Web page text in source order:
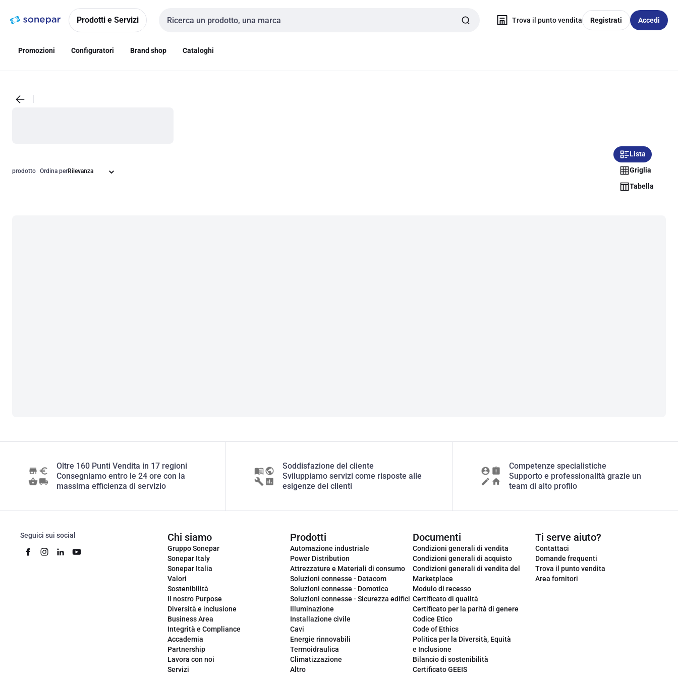
navigazionealla
Prodotti e Servizi
Cerca input
Trova il punto vendita Registrati Accedi
Promozioni Configuratori Brand shop Cataloghi
prodotto Ordina per
Lista
Griglia
Tabella
Oltre 160 Punti Vendita in 17 regioni
Consegniamo entro le 24 ore con la
massima efficienza di servizio
Soddisfazione del cliente
Sviluppiamo servizi come risposte alle
esigenze dei clienti
Competenze specialistiche
Supporto e professionalità grazie un
team di alto profilo
Seguici sui social Chi siamo
Gruppo Sonepar
Sonepar Italy
Sonepar Italia
Valori
Sostenibilità
Il nostro Purpose
Diversità e inclusione
Business Area
Integrità e Compliance
Accademia
Partnership
Lavora con noi
Servizi
Prodotti
Automazione industriale
Power Distribution
Attrezzature e Materiali di consumo
Soluzioni connesse - Datacom
Soluzioni connesse - Domotica
Soluzioni connesse - Sicurezza edifici
Illuminazione
Installazione civile
Cavi
Energie rinnovabili
Termoidraulica
Climatizzazione
Altro
Documenti
Condizioni generali di vendita
Condizioni generali di acquisto
Condizioni generali di vendita del
Marketplace
Modulo di recesso
Certificato di qualità
Certificato per la parità di genere
Codice Etico
Code of Ethics
Politica per la Diversità, Equità
e Inclusione
Bilancio di sostenibilità
Certificato GEEIS
Ti serve aiuto?
Contattaci
Domande frequenti
Trova il punto vendita
Area fornitori